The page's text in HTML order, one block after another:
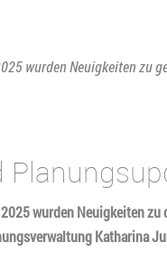
wurden Neuigkeiten zu
wurden Neuigkeiten zu
Katharina